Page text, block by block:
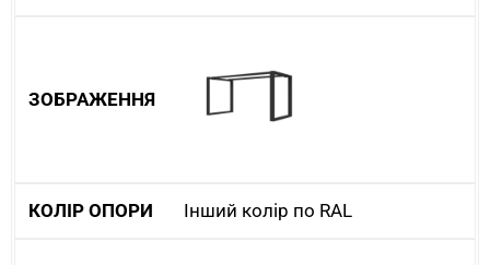
Інший колір по RAL